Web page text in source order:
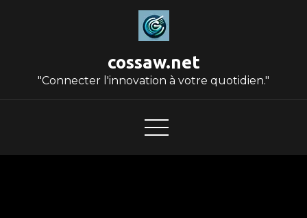
cossaw.net
"Connecter l'innovation à votre quotidien."